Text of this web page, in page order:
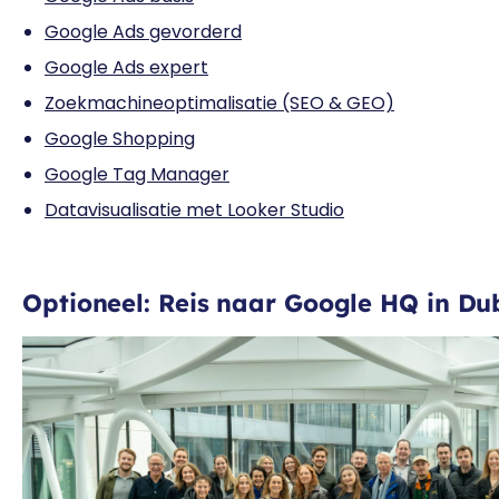
Google Ads gevorderd
Google Ads expert
Zoekmachineoptimalisatie (SEO & GEO)
Google Shopping
Google Tag Manager
Datavisualisatie met Looker Studio
Optioneel: Reis naar Google HQ in